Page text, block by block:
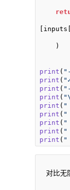
[inputs[
print (
print (
print (
print (
print ( "
print ( "
print ( "
print ( "
print ( "
对比无